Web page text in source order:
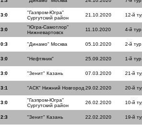
3:0
"Газпром-Югра"
Сургутский район
21.10.2020 12-й
3:0
"Югра-Самотлор"
Нижневартовск
11.10.2020 4-й тур
0:3 "Динамо" Москва 05.10.2020 2-й тур
3:0 "Нефтяник" 25.09.2020 1-й тур
3:0 "Зенит" Казань 07.03.2020 21-й
3:1 "АСК" Нижний Новгород 29.02.2020 20-й
3:0
"Газпром-Югра"
Сургутский район
26.02.2020 10-й
2:3 "Зенит" Казань 22.02.2020 19-й